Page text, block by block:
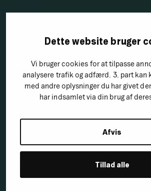
Dette website bruger
Vi bruger cookies for at tilpasse
analysere trafik og adfærd. 3. part kan
med andre oplysninger du har givet
har indsamlet via din brug af
Afvis
Tillad alle
Sådan laver
2023
⏰ Tid: Kl. 10:00 – 11:00
👨‍🏫 Niveau: Let kendskab til